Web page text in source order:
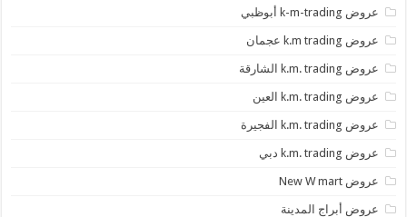
عروض k-m-trading أبوظبي
عروض k.m trading عجمان
عروض k.m. trading الشارقة
عروض k.m. trading العين
عروض k.m. trading الفجيرة
عروض k.m. trading دبي
عروض New W mart
عروض أبراج المدينة